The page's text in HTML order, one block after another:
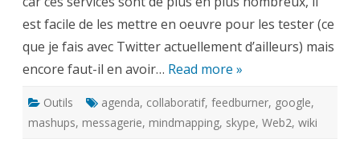
quotidien
?
est facile de les mettre en oeuvre pour les tester (ce
que je fais avec Twitter actuellement d’ailleurs) mais
encore faut-il en avoir… Read more »
Outils agenda, collaboratif, feedburner, google,
mashups, messagerie, mindmapping, skype, Web2, wiki